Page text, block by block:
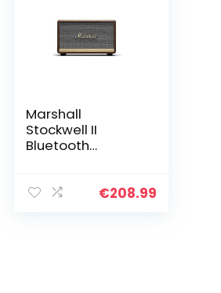
Marshall
Stockwell II
Bluetooth
d Lautsprecher,
€208.99